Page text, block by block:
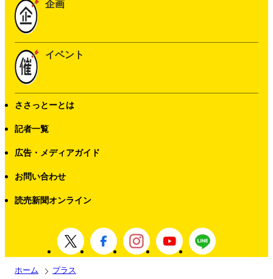
企画
イベント
ささっとーとは
記者一覧
広告・メディアガイド
お問い合わせ
読売新聞オンライン
ホーム
プラス